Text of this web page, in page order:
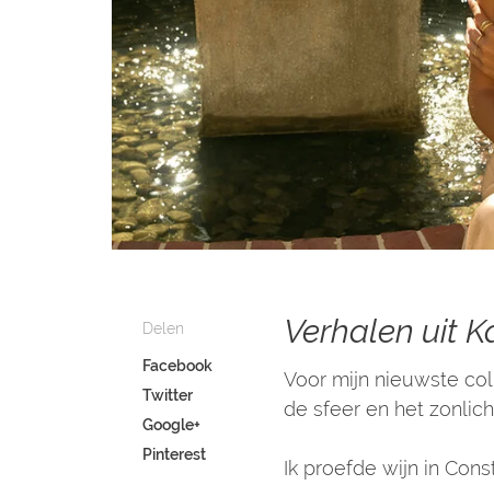
Delen
Facebook
Twitter
Google+
Pinterest
Verhalen uit
Voor mijn nieuwste
de sfeer en het
Ik proefde wijn in